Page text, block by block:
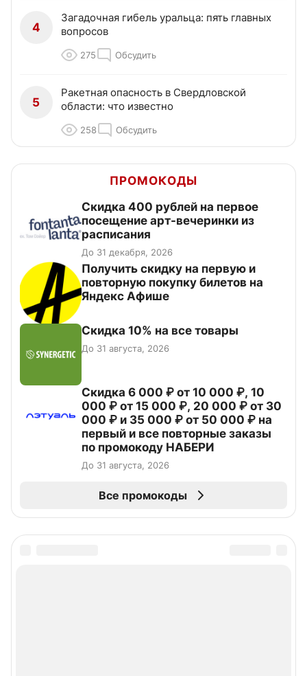
4
Загадочная гибель уральца: пять главных
вопросов
275 Обсудить
5
Ракетная опасность в Свердловской
области: что известно
258 Обсудить
ПРОМОКОДЫ
Cкидка 400 рублей на первое
посещение арт-вечеринки из
расписания
До 31 декабря, 2026
Получить скидку на первую и
повторную покупку билетов на
Яндекс Афише
Скидка 10% на все товары
До 31 августа, 2026
Скидка 6 000 ₽ от 10 000 ₽, 10
000 ₽ от 15 000 ₽, 20 000 ₽ от 30
000 ₽ и 35 000 ₽ от 50 000 ₽ на
первый и все повторные заказы
по промокоду НАБЕРИ
До 31 августа, 2026
Все промокоды